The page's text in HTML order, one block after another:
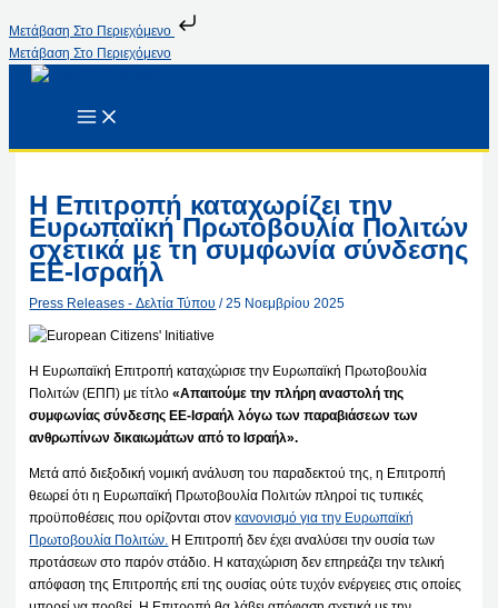
Μετάβαση Στο Περιεχόμενο
Μετάβαση Στο Περιεχόμενο
Η Επιτροπή καταχωρίζει την
Ευρωπαϊκή Πρωτοβουλία Πολιτών
σχετικά με τη συμφωνία σύνδεσης
ΕΕ-Ισραήλ
Press Releases - Δελτία Τύπου /25 Νοεμβρίου 2025
Η Ευρωπαϊκή Επιτροπή καταχώρισε την Ευρωπαϊκή Πρωτοβουλία
Πολιτών (ΕΠΠ) με τίτλο«Απαιτούμε την πλήρη αναστολή της
συμφωνίας σύνδεσης ΕΕ-Ισραήλ λόγω των παραβιάσεων των
ανθρωπίνων δικαιωμάτων από το Ισραήλ».
Μετά από διεξοδική νομική ανάλυση του παραδεκτού της, η Επιτροπή
θεωρεί ότι η Ευρωπαϊκή Πρωτοβουλία Πολιτών πληροί τις τυπικές
προϋποθέσεις που ορίζονται στονκανονισμό για την Ευρωπαϊκή
Πρωτοβουλία Πολιτών. Η Επιτροπή δεν έχει αναλύσει την ουσία των
προτάσεων στο παρόν στάδιο. Η καταχώριση δεν επηρεάζει την τελική
απόφαση της Επιτροπής επί της ουσίας ούτε τυχόν ενέργειες στις οποίες